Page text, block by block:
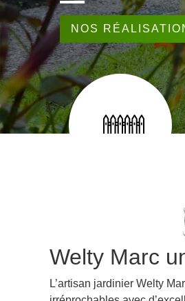
NOS
Welty Marc
L’artisan jardinier Welty